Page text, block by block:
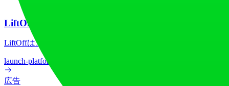
LiftOff
LiftOffは、メーカーが製品をローンチし、アップ投票を獲
launch-platform
広告